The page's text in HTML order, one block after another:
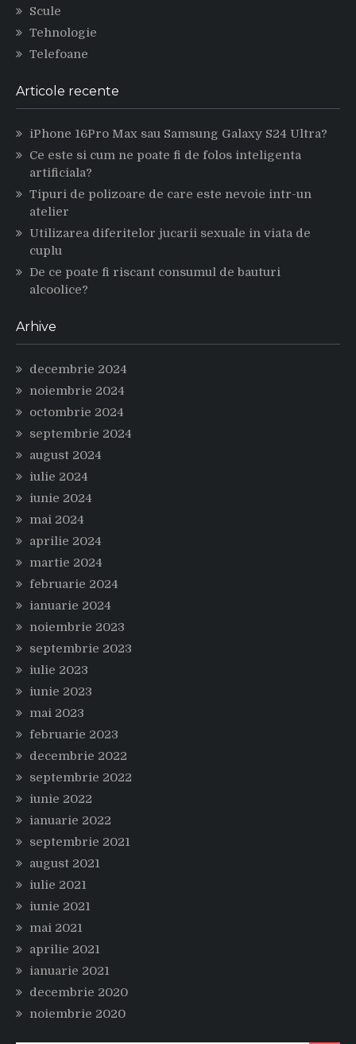
Scule
Tehnologie
Telefoane
Articole recente
iPhone 16Pro Max sau Samsung Galaxy S24 Ultra?
Ce este si cum ne poate fi de folos inteligenta
artificiala?
Tipuri de polizoare de care este nevoie intr-un
atelier
Utilizarea diferitelor jucarii sexuale in viata de
cuplu
De ce poate fi riscant consumul de bauturi
alcoolice?
Arhive
decembrie 2024
noiembrie 2024
octombrie 2024
septembrie 2024
august 2024
iulie 2024
iunie 2024
mai 2024
aprilie 2024
martie 2024
februarie 2024
ianuarie 2024
noiembrie 2023
septembrie 2023
iulie 2023
iunie 2023
mai 2023
februarie 2023
decembrie 2022
septembrie 2022
iunie 2022
ianuarie 2022
septembrie 2021
august 2021
iulie 2021
iunie 2021
mai 2021
aprilie 2021
ianuarie 2021
decembrie 2020
noiembrie 2020